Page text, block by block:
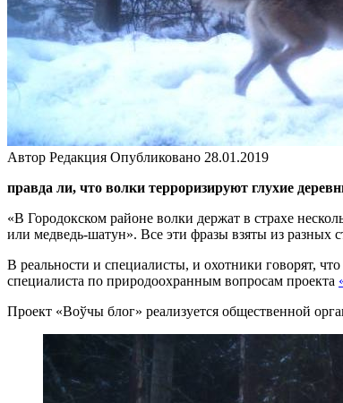
Автор Редакция Опубликовано 28.01.2019
правда ли, что волки терроризируют глухие
«В Городокском районе волки держат в страхе
или медведь-шатун». Все эти фразы взяты из разных
В реальности и специалисты, и охотники говорят,
специалиста по природоохранным вопросам проекта
Проект «Воўчы блог» реализуется общественной